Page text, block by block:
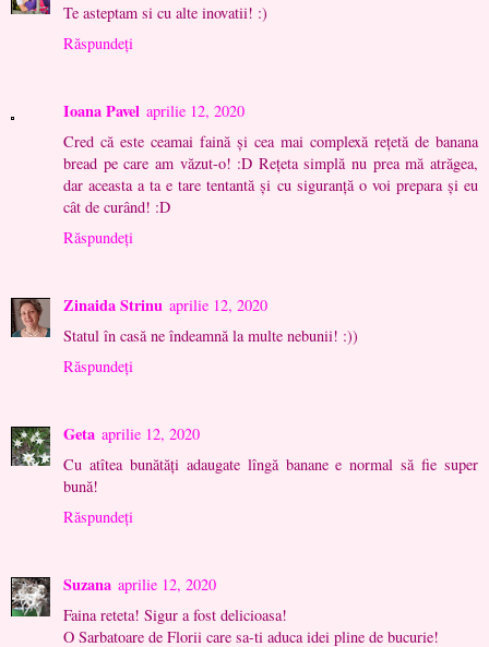
Te asteptam si cu alte inovatii! :)
Răspundeți
Ioana Pavel aprilie 12, 2020
Cred că este ceamai faină și cea mai complexă rețetă de banana
bread pe care am văzut-o! :D Rețeta simplă nu prea mă atrăgea,
dar aceasta a ta e tare tentantă și cu siguranță o voi prepara și eu
cât de curând! :D
Răspundeți
Zinaida Strinu aprilie 12, 2020
Statul în casă ne îndeamnă la multe nebunii! :))
Răspundeți
Geta aprilie 12, 2020
Cu atîtea bunătăţi adaugate lîngă banane e normal să fie super
bună!
Răspundeți
Suzana aprilie 12, 2020
Faina reteta! Sigur a fost delicioasa!
O Sarbatoare de Florii care sa-ti aduca idei pline de bucurie!